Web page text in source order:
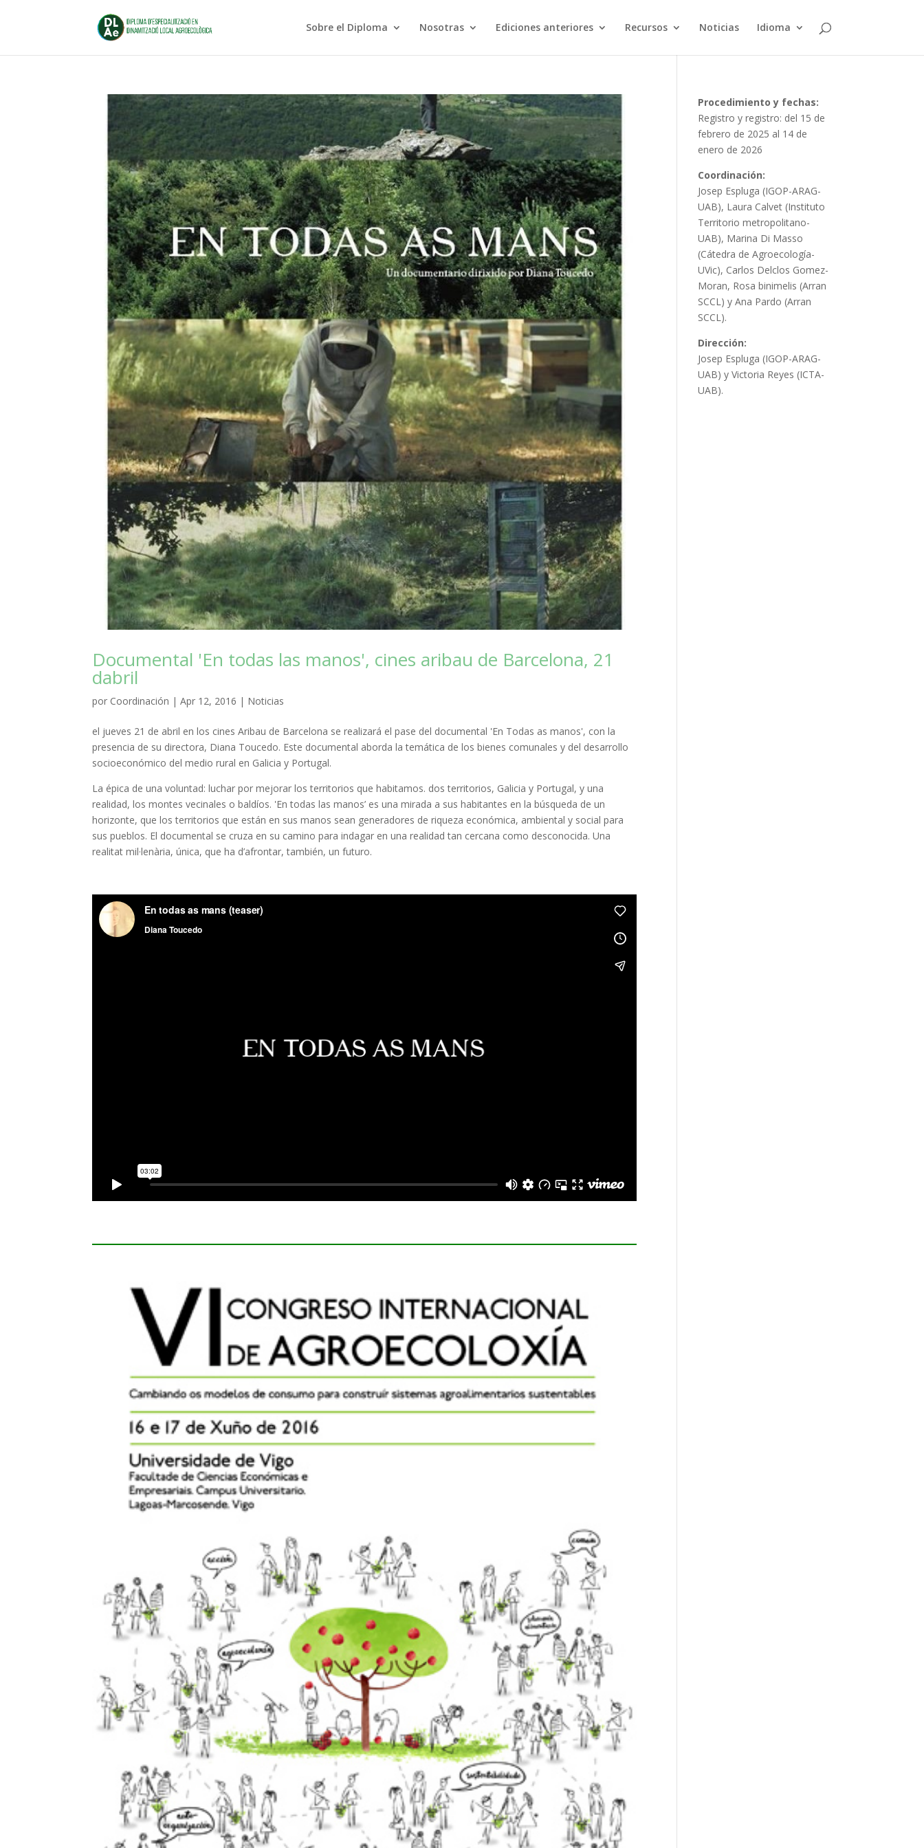
Sobre el Diploma Nosotras Ediciones anteriores Recursos Noticias Idioma
Documental 'En todas las manos', cines aribau de Barcelona, 21
dabril
por Coordinación |Apr 12, 2016 | Noticias
el jueves 21 de abril en los cines Aribau de Barcelona se realizará el pase del documental 'En Todas as manos', con la
presencia de su directora, Diana Toucedo. Este documental aborda la temática de los bienes comunales y del desarrollo
socioeconómico del medio rural en Galicia y Portugal.
La épica de una voluntad: luchar por mejorar los territorios que habitamos. dos territorios, Galicia y Portugal, y una
realidad, los montes vecinales o baldíos. 'En todas las manos’ es una mirada a sus habitantes en la búsqueda de un
horizonte, que los territorios que están en sus manos sean generadores de riqueza económica, ambiental y social para
sus pueblos. El documental se cruza en su camino para indagar en una realidad tan cercana como desconocida. Una
realitat mil·lenària, única, que ha d’afrontar, también, un futuro.
Procedimiento y fechas:
Registro y registro: del 15 de
febrero de 2025 al 14 de
enero de 2026
Coordinación:
Josep Espluga (IGOP-ARAG-
UAB), Laura Calvet (Instituto
Territorio metropolitano-
UAB), Marina Di Masso
(Cátedra de Agroecología-
UVic), Carlos Delclos Gomez-
Moran, Rosa binimelis (Arran
SCCL) y Ana Pardo (Arran
SCCL).
Dirección:
Josep Espluga (IGOP-ARAG-
UAB) y Victoria Reyes (ICTA-
UAB).